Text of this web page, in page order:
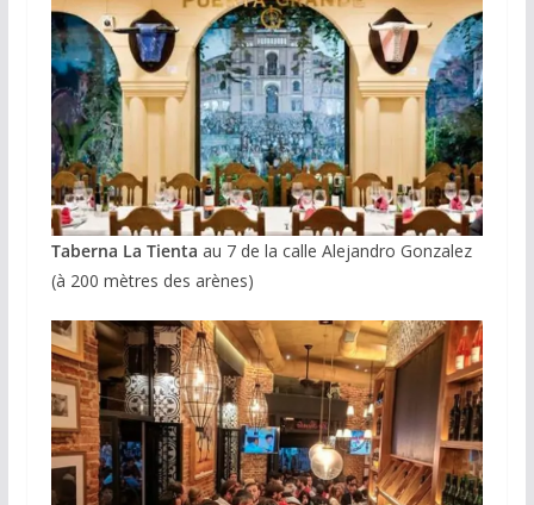
Taberna La Tienta au 7 de la calle Alejandro Gonzalez
(à 200 mètres des arènes)